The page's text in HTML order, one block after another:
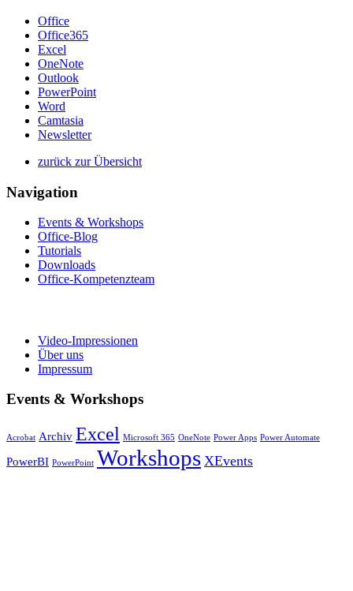
Office
Office365
Excel
OneNote
Outlook
PowerPoint
Word
Camtasia
Newsletter
zurück zur Übersicht
Navigation
Events & Workshops
Office-Blog
Tutorials
Downloads
Office-Kompetenzteam
Video-Impressionen
Über uns
Impressum
Events & Workshops
Acrobat Archiv Excel Microsoft 365 OneNote Power Apps Power Automate
PowerBI PowerPoint Workshops XEvents